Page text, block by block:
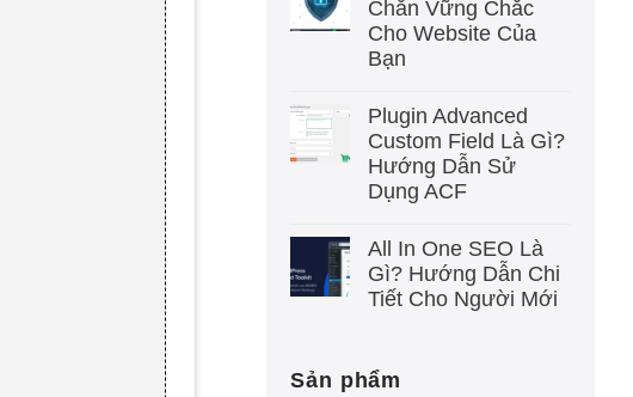
Chắn Vững Chắc
Cho Website Của
Bạn
Plugin Advanced
Custom Field Là Gì?
Hướng Dẫn Sử
Dụng ACF
All In One SEO Là
Gì? Hướng Dẫn Chi
Tiết Cho Người Mới
Sản phẩm